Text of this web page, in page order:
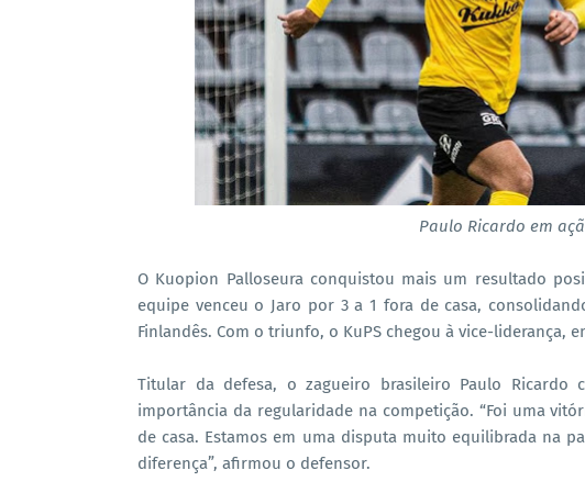
Paulo Ricardo em
O Kuopion Palloseura conquistou mais um resultado
equipe venceu o Jaro por 3 a 1 fora de casa,
Finlandês. Com o triunfo, o KuPS chegou à vice-liderança,
Titular da defesa, o zagueiro brasileiro Paulo
importância da regularidade na competição. “Foi uma
de casa. Estamos em uma disputa muito equilibrada na
diferença”, afirmou o defensor.